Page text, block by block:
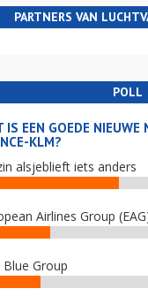
PARTNERS VAN
POLL
IS EEN GOEDE NIEUWE
KLM?
alsjeblieft iets anders
Airlines Group
Blue Group